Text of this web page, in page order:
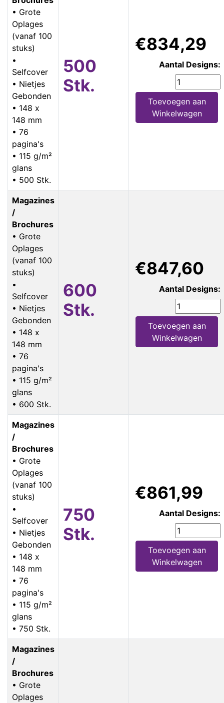
• Grote
Oplages
(vanaf 100
stuks)
•
Selfcover
• Nietjes
Gebonden
• 148 x
148 mm
• 76
pagina's
• 115 g/m²
glans
• 500 Stk.
500
Stk.
€834,29
Aantal Designs:
Toevoegen aan
Winkelwagen
Magazines
/
Brochures
• Grote
Oplages
(vanaf 100
stuks)
•
Selfcover
• Nietjes
Gebonden
• 148 x
148 mm
• 76
pagina's
• 115 g/m²
glans
• 600 Stk.
600
Stk.
€847,60
Aantal Designs:
Toevoegen aan
Winkelwagen
Magazines
/
Brochures
• Grote
Oplages
(vanaf 100
stuks)
•
Selfcover
• Nietjes
Gebonden
• 148 x
148 mm
• 76
pagina's
• 115 g/m²
glans
• 750 Stk.
750
Stk.
€861,99
Aantal Designs:
Toevoegen aan
Winkelwagen
Magazines
/
Brochures
• Grote
Oplages